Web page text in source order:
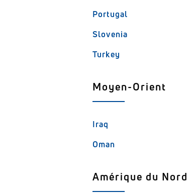
Portugal
Slovenia
Turkey
Moyen-Orient
Iraq
Oman
Amérique du Nord